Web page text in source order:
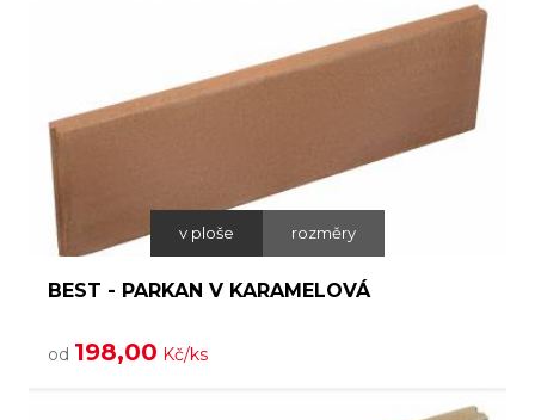
v ploše rozměry
BEST - PARKAN V KARAMELOVÁ
od 198,00 Kč/ks